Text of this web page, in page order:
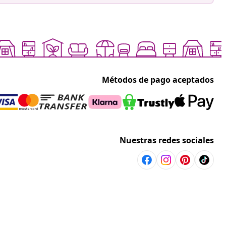
Métodos de pago aceptados
Nuestras redes sociales